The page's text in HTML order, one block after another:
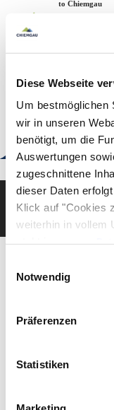
Diese Webseite
Um bestmöglichen
wir in unseren
benötigt, um die
Auswertungen
zugeschnittene
dieser Daten
Klick auf "Cookies
weiterhin in vollem
steht in unserer
gelistet.
Notwendig
Präferenzen
Statistiken
Back to the home page
Welcome to Chiemgau
+49 (861) 988
Good to know
Deutsch English